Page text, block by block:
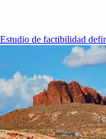
Estudio de factibilidad